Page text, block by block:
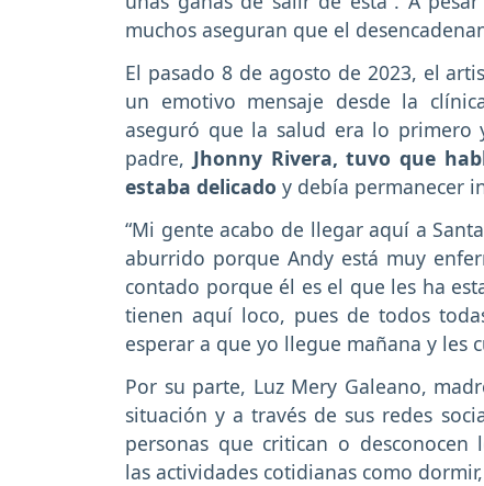
muchos aseguran que el
El pasado 8 de agosto de 2023, el
un emotivo mensaje desde la
aseguró que la salud era lo primero
padre, Jhonny Rivera, tuvo que
estaba delicado y debía permanecer
“Mi gente acabo de llegar aquí a
aburrido porque Andy está muy
contado porque él es el que les ha
tienen aquí loco, pues de todos
esperar a que yo llegue mañana y les
Por su parte, Luz Mery Galeano,
situación y a través de sus redes
personas que critican o
las actividades cotidianas como